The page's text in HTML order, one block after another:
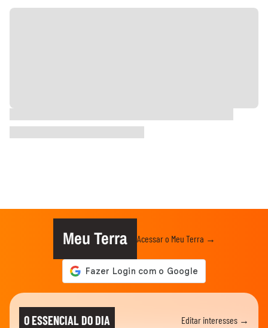
Meu Terra Acessar o Meu Terra →
O ESSENCIAL DO DIA Editar interesses →